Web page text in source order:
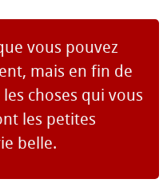
vous pouvez
mais en fin de
choses qui vous
les petites
belle.